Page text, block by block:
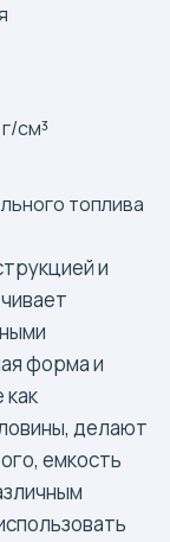
г/см³
топлива
и
форма и
как
делают
емкость